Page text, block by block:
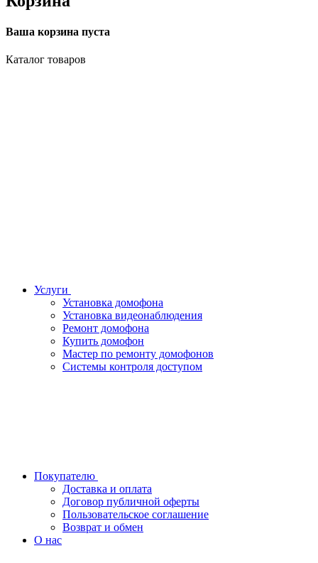
Ваша корзина пуста
Каталог товаров
Услуги
Установка домофона
Установка видеонаблюдения
Ремонт домофона
Купить домофон
Мастер по ремонту домофонов
Системы контроля доступом
Покупателю
Доставка и оплата
Договор публичной оферты
Пользовательское соглашение
Возврат и обмен
О нас